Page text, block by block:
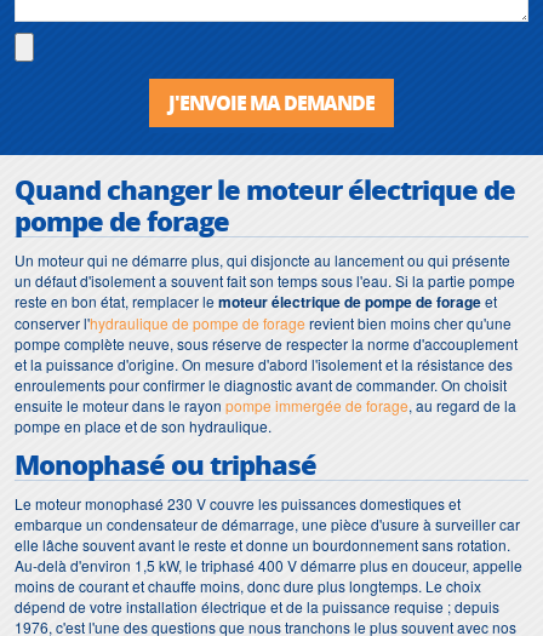
J'ENVOIE MA DEMANDE
Quand changer le moteur électrique de
pompe de forage
Un moteur qui ne démarre plus, qui disjoncte au lancement ou qui présente
un défaut d'isolement a souvent fait son temps sous l'eau. Si la partie pompe
reste en bon état, remplacer lemoteur électrique de pompe de forageet
conserver l'hydraulique de pompe de forage revient bien moins cher qu'une
pompe complète neuve, sous réserve de respecter la norme d'accouplement
et la puissance d'origine. On mesure d'abord l'isolement et la résistance des
enroulements pour confirmer le diagnostic avant de commander. On choisit
ensuite le moteur dans le rayon pompe immergée de forage, au regard de la
pompe en place et de son hydraulique.
Monophasé ou triphasé
Le moteur monophasé 230 V couvre les puissances domestiques et
embarque un condensateur de démarrage, une pièce d'usure à surveiller car
elle lâche souvent avant le reste et donne un bourdonnement sans rotation.
Au-delà d'environ 1,5 kW, le triphasé 400 V démarre plus en douceur, appelle
moins de courant et chauffe moins, donc dure plus longtemps. Le choix
dépend de votre installation électrique et de la puissance requise ; depuis
1976, c'est l'une des questions que nous tranchons le plus souvent avec nos